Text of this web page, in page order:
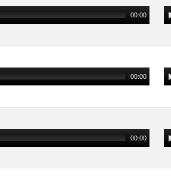
00:00
00:00
00:00